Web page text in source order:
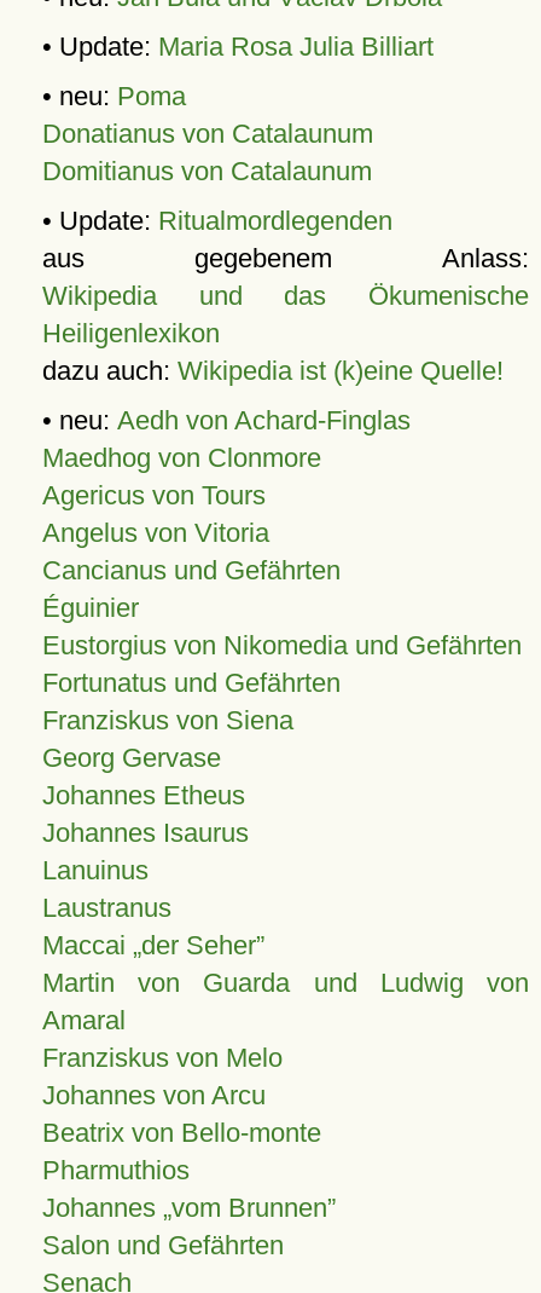
• Update: Maria Rosa Julia Billiart
• neu: Poma
Donatianus von Catalaunum
Domitianus von Catalaunum
• Update: Ritualmordlegenden
aus gegebenem Anlass:
Wikipedia und das Ökumenische
Heiligenlexikon
dazu auch: Wikipedia ist (k)eine Quelle!
• neu: Aedh von Achard-Finglas
Maedhog von Clonmore
Agericus von Tours
Angelus von Vitoria
Cancianus und Gefährten
Éguinier
Eustorgius von Nikomedia und Gefährten
Fortunatus und Gefährten
Franziskus von Siena
Georg Gervase
Johannes Etheus
Johannes Isaurus
Lanuinus
Laustranus
Maccai „der Seher”
Martin von Guarda und Ludwig von
Amaral
Franziskus von Melo
Johannes von Arcu
Beatrix von Bello-monte
Pharmuthios
Johannes vom Brunnen
Salon und Gefährten
Senach